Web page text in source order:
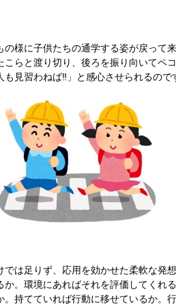
様に子供たちの通学する姿が戻って
らと渡り切り、後ろを振り向いてペ
見習わねば‼」と感心させられるので
は足りず、応用を効かせた柔軟な発
。環境にあればそれを評価してくれ
持てていれば行動に移せているか。